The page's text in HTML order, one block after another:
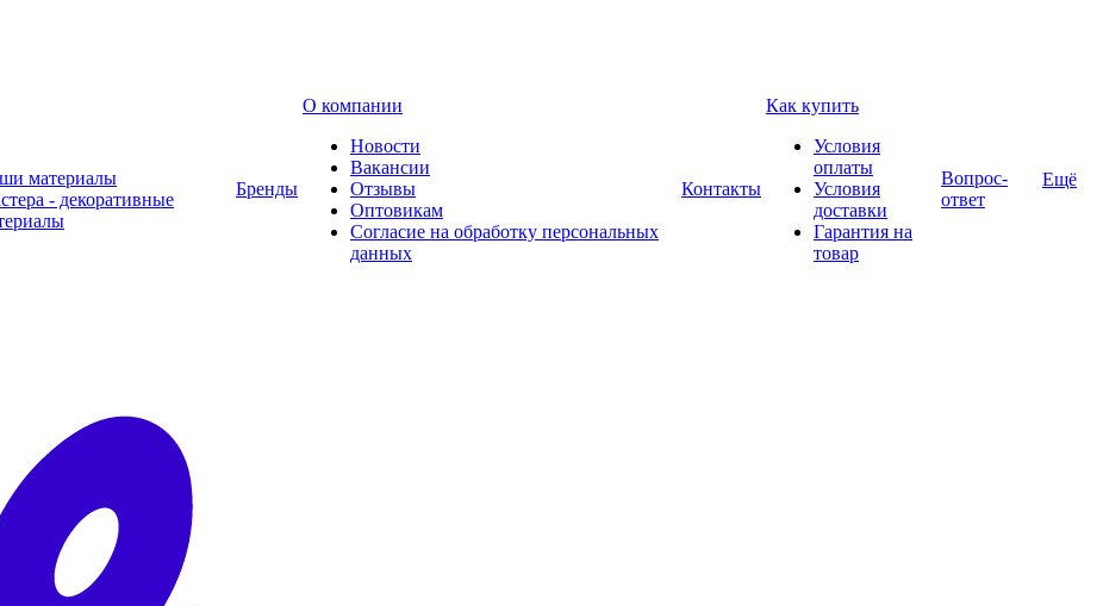
материалы
- декоративные
Бренды
О компании
Новости
Вакансии
Отзывы
Оптовикам
Cогласие на обработку персональных
данных
Контакты
Как купить
Условия
оплаты
Условия
доставки
Гарантия на
товар
Вопрос-
ответ
Ещё